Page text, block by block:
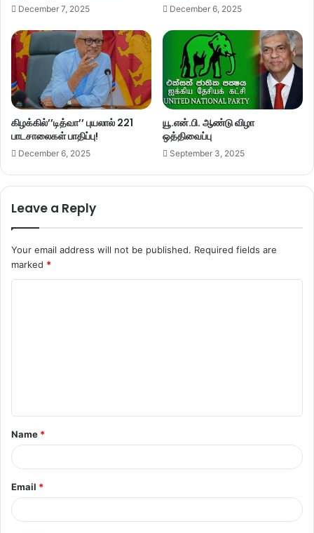
December 7, 2025 December 6, 2025
கிழக்கில்’’டித்வா’’ புயலால் 221
பாடசாலைகள் பாதிப்பு!
December 6, 2025
யூ.என்.பி. ஆண்டு விழா
ஒத்திவைப்பு
September 3, 2025
Leave a Reply
Your email address will not be published. Required fields are
marked *
t
*
Name *
Email *